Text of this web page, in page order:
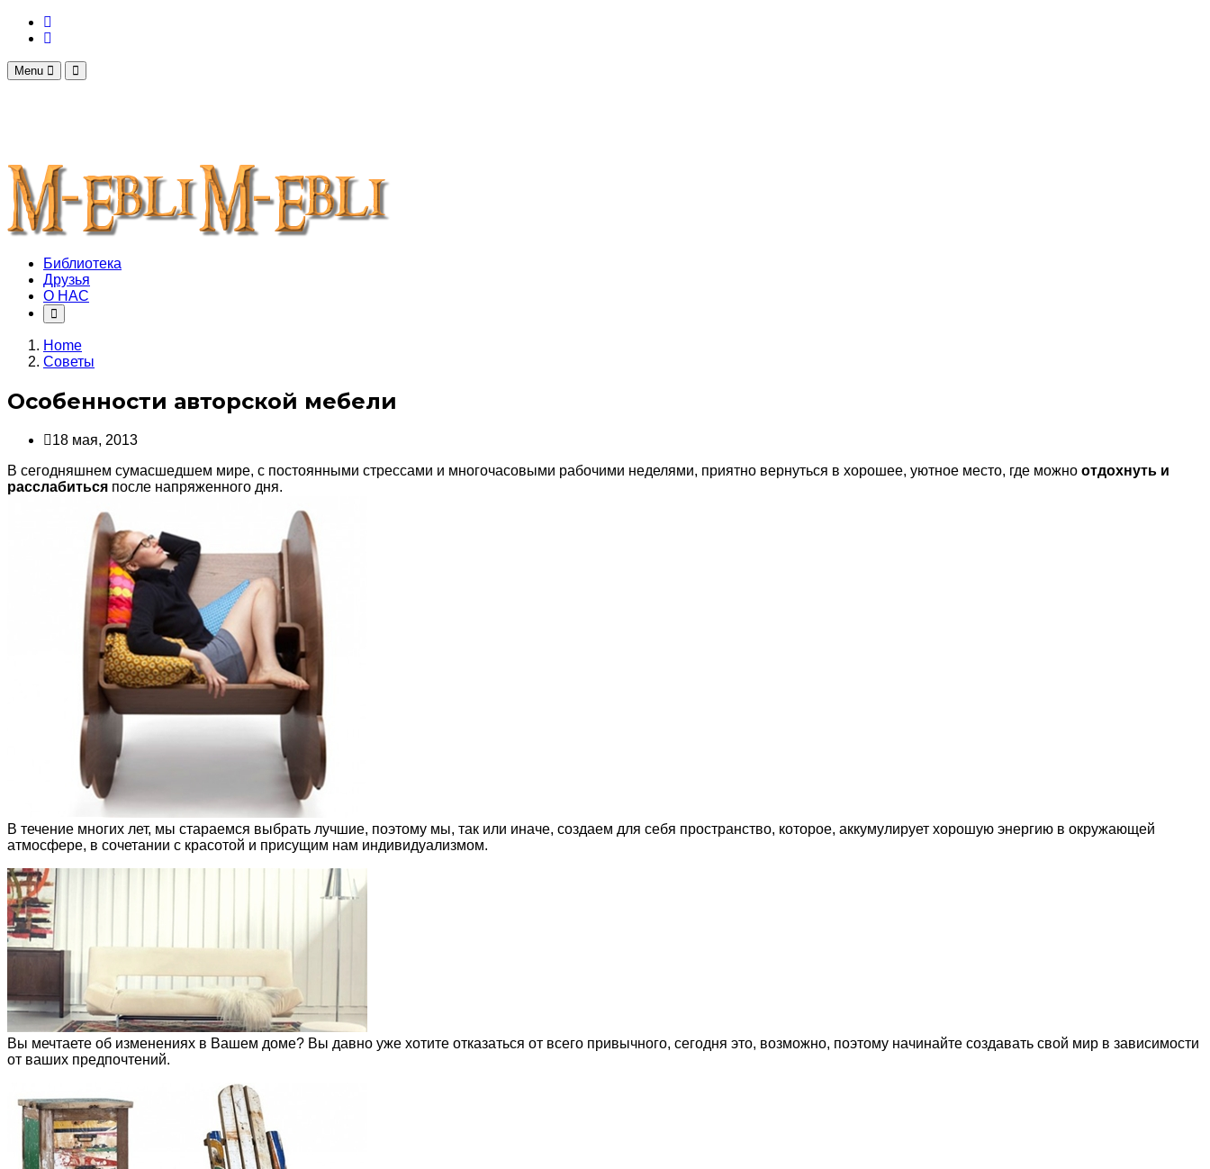
Menu
Библиотека
Друзья
О НАС
Home
Советы
Особенности авторской мебели
18 мая, 2013
В сегодняшнем сумасшедшем мире, с постоянными стрессами и многочасовыми рабочими неделями, приятно вернуться в хорошее, уютное место, где можно отдохнуть и
расслабиться после напряженного дня.
В течение многих лет, мы стараемся выбрать лучшие, поэтому мы, так или иначе, создаем для себя пространство, которое, аккумулирует хорошую энергию в окружающей
атмосфере, в сочетании с красотой и присущим нам индивидуализмом.
Вы мечтаете об изменениях в Вашем доме? Вы давно уже хотите отказаться от всего привычного, сегодня это, возможно, поэтому начинайте создавать свой мир в зависимости
от ваших предпочтений.